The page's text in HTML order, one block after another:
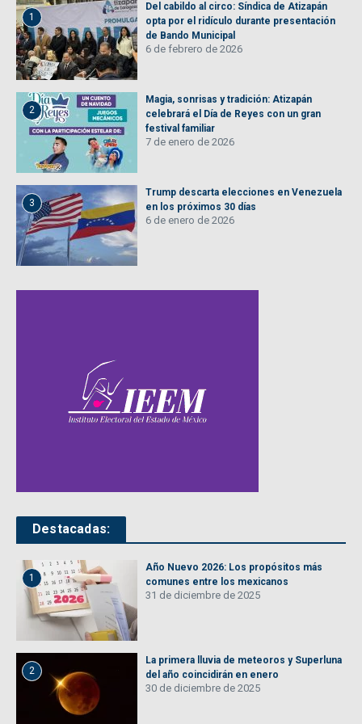
1
Del cabildo al circo: Síndica de Atizapán
opta por el ridículo durante presentación
de Bando Municipal
6 de febrero de 2026
2
Magia, sonrisas y tradición: Atizapán
celebrará el Día de Reyes con un gran
festival familiar
7 de enero de 2026
3
Trump descarta elecciones en Venezuela
en los próximos 30 días
6 de enero de 2026
Destacadas:
1
Año Nuevo 2026: Los propósitos más
comunes entre los mexicanos
31 de diciembre de 2025
2
La primera lluvia de meteoros y Superluna
del año coincidirán en enero
30 de diciembre de 2025